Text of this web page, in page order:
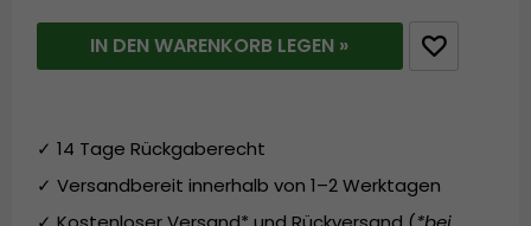
IN DEN WARENKORB LEGEN »
✓ 14 Tage Rückgaberecht
✓ Versandbereit innerhalb von 1–2 Werktagen